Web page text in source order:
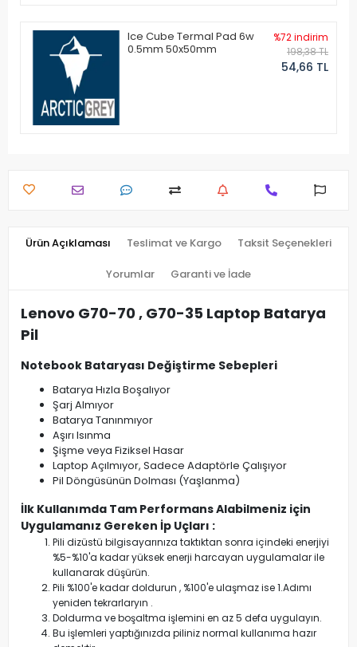
Ice Cube Termal Pad 6w
0.5mm 50x50mm
%72 indirim
198,38 TL
54,66 TL
Ürün Açıklaması Teslimat ve Kargo Taksit Seçenekleri
Yorumlar Garanti ve İade
Lenovo G70-70 , G70-35 Laptop Batarya
Pil
Notebook Bataryası Değiştirme Sebepleri
Batarya Hızla Boşalıyor
Şarj Almıyor
Batarya Tanınmıyor
Aşırı Isınma
Şişme veya Fiziksel Hasar
Laptop Açılmıyor, Sadece Adaptörle Çalışıyor
Pil Döngüsünün Dolması (Yaşlanma)
İlk Kullanımda Tam Performans Alabilmeniz için
Uygulamanız Gereken İp Uçları :
Pili dizüstü bilgisayarınıza taktıktan sonra içindeki enerjiyi
%5-%10'a kadar yüksek enerji harcayan uygulamalar ile
kullanarak düşürün.
Pili %100'e kadar doldurun , %100'e ulaşmaz ise 1.Adımı
yeniden tekrarlaryın .
Doldurma ve boşaltma işlemini en az 5 defa uygulayın.
Bu işlemleri yaptığınızda piliniz normal kullanıma hazır